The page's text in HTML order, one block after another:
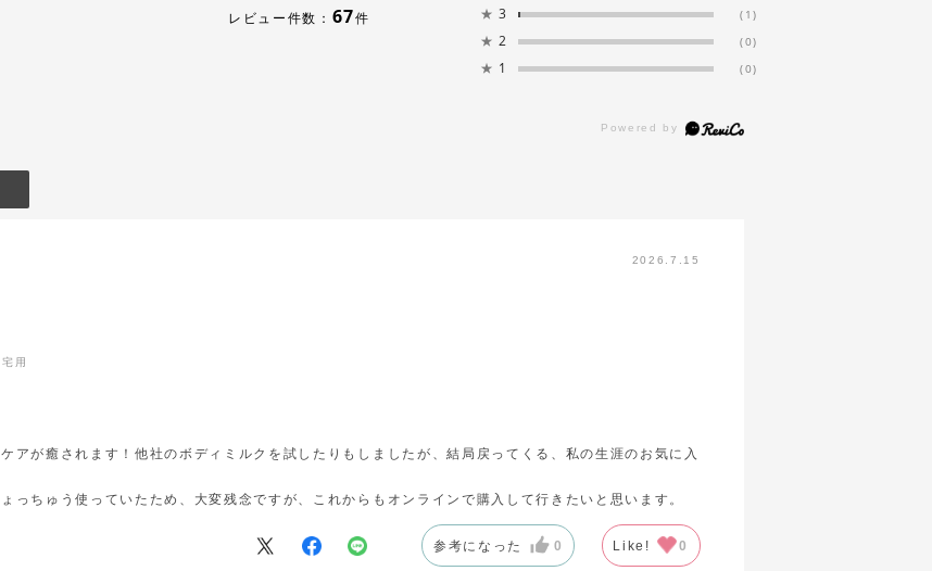
レビュー件数： 67件 ★ 3 (1)
★ 2 (0)
★ 1 (0)
2026.7.15
用
アが癒されます！他社のボディミルクを試したりもしましたが、結局戻ってくる、私の生涯のお気に入
っちゅう使っていたため、大変残念ですが、これからもオンラインで購入して行きたいと思います。
参考になった 0 Like! 0